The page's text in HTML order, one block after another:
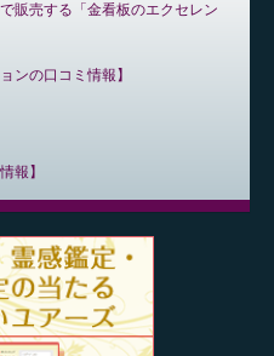
販売する「金看板のエクセレン
ンの口コミ情報
報